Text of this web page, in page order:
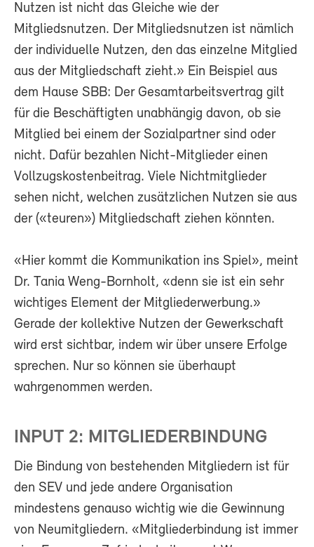
Nutzen ist nicht das Gleiche wie der
Mitgliedsnutzen. Der Mitgliedsnutzen ist nämlich
der individuelle Nutzen, den das einzelne Mitglied
aus der Mitgliedschaft zieht.» Ein Beispiel aus
dem Hause SBB: Der Gesamtarbeitsvertrag gilt
für die Beschäftigten unabhängig davon, ob sie
Mitglied bei einem der Sozialpartner sind oder
nicht. Dafür bezahlen Nicht-Mitglieder einen
Vollzugskostenbeitrag. Viele Nichtmitglieder
sehen nicht, welchen zusätzlichen Nutzen sie aus
der («teuren») Mitgliedschaft ziehen könnten.
«Hier kommt die Kommunikation ins Spiel», meint
Dr. Tania Weng-Bornholt, «denn sie ist ein sehr
wichtiges Element der Mitgliederwerbung.»
Gerade der kollektive Nutzen der Gewerkschaft
wird erst sichtbar, indem wir über unsere Erfolge
sprechen. Nur so können sie überhaupt
wahrgenommen werden.
INPUT 2: MITGLIEDERBINDUNG
Die Bindung von bestehenden Mitgliedern ist für
den SEV und jede andere Organisation
mindestens genauso wichtig wie die Gewinnung
von Neumitgliedern. «Mitgliederbindung ist immer